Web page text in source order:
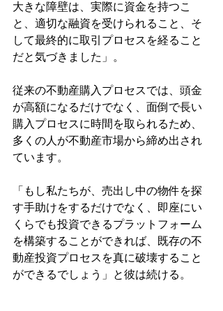
大きな障壁は、実際に資金を持つこ
と、適切な融資を受けられること、そ
して最終的に取引プロセスを経ること
だと気づきました」。
従来の不動産購入プロセスでは、頭金
が高額になるだけでなく、面倒で長い
購入プロセスに時間を取られるため、
多くの人が不動産市場から締め出され
ています。
「もし私たちが、売出し中の物件を探
す手助けをするだけでなく、即座にい
くらでも投資できるプラットフォーム
を構築することができれば、既存の不
動産投資プロセスを真に破壊すること
ができるでしょう」と彼は続ける。